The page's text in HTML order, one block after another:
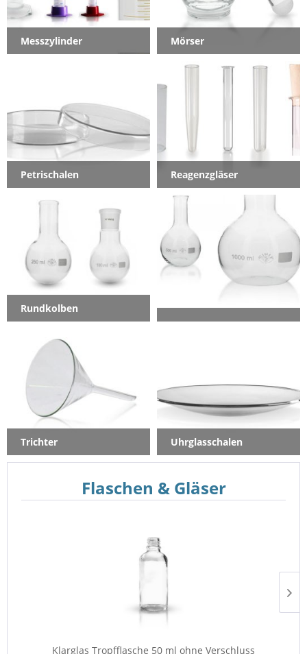
Messzylinder Mörser
Petrischalen Reagenzgläser
Rundkolben
Trichter Uhrglasschalen
Flaschen & Gläser
Klarglas Tropfflasche 50 ml ohne Verschluss